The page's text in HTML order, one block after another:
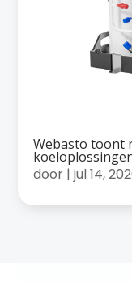
Webasto toont
door |jul 14,